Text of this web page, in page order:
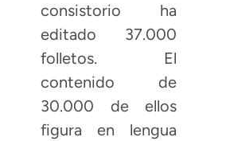
consistorio ha
editado 37.000
folletos. El
contenido de
30.000 de ellos
figura en lengua